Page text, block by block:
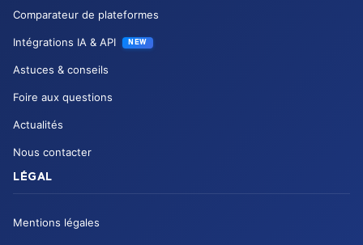
Comparateur de plateformes
Intégrations IA & API NEW
Astuces & conseils
Foire aux questions
Actualités
Nous contacter
LÉGAL
Mentions légales